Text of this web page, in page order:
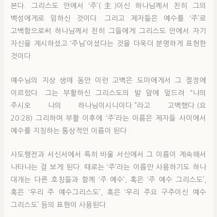
본다. 그리스도 안에서 ‘주’(主)이신 하나님께서 친히 그의
백성에게로 임하신 것이다. 그리고 제자들은 예수를 ‘주’로
고백함으로써 하나님께서 친히 그들에게 그리스도 안에서 자기
자신을 계시하셨고 ‘주님’이셨다는 것을 더욱더 분명하게 표현한
것이다.
예수님의 지상 생애 동안 이런 고백은 도마에게서 그 절정에
이르렀다. 그는 부활하신 그리스도의 발 앞에 엎드려 “나의
주시오 나의 하나님이시니이다.”라고 고백했다.(요
20:28) 그리하여 부활 이후에 ‘주’라는 이름은 제자들 사이에서
예수를 지칭하는 통상적인 이름이 된다.
사도행전과 서신서에서 특히 바울 서신에서 그 이름이 계속해서
나타나는 걸 보게 된다. 때로는 ‘주’라는 이름만 사용하기도 하나
대개는 다른 호칭들과 함께 ‘주 예수’, 혹은 ‘주 예수 그리스도’,
혹은 ‘우리 주 예수그리스도’, 혹은 ‘우리 주요 구주이신 예수
그리스도’ 등의 표현이 사용된다.